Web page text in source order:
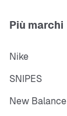
Più marchi
Nike
SNIPES
New Balance